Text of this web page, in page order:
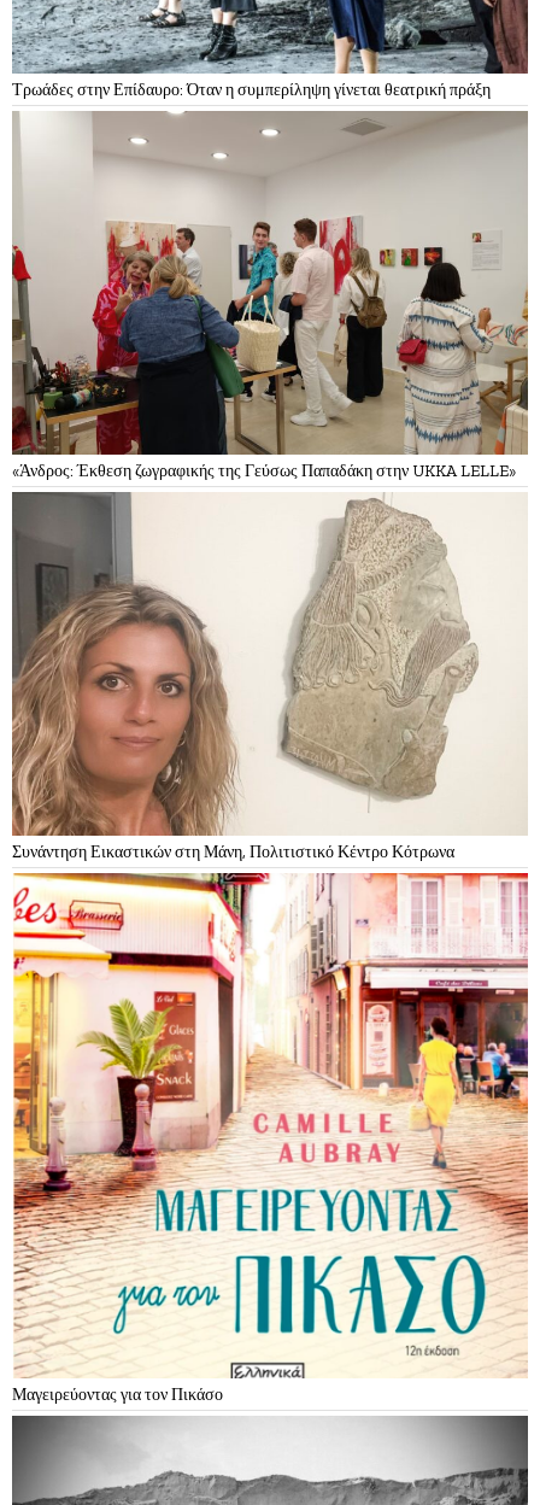
Τρωάδες στην Επίδαυρο: Όταν η συμπερίληψη γίνεται θεατρική πράξη
«Άνδρος: Έκθεση ζωγραφικής της Γεύσως Παπαδάκη στην UKKA LELLE»
Συνάντηση Εικαστικών στη Μάνη, Πολιτιστικό Κέντρο Κότρωνα
Μαγειρεύοντας για τον Πικάσο